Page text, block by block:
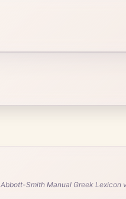
Abbott-Smith Manual Greek Lexicon